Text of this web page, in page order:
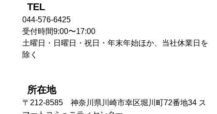
TEL
044-576-6425
受付時間9:00〜17:00
土曜日・日曜日・祝日・年末年始ほか、当社休業日を
除く
所在地
〒212-8585 神奈川県川崎市幸区堀川町72番地34 ス